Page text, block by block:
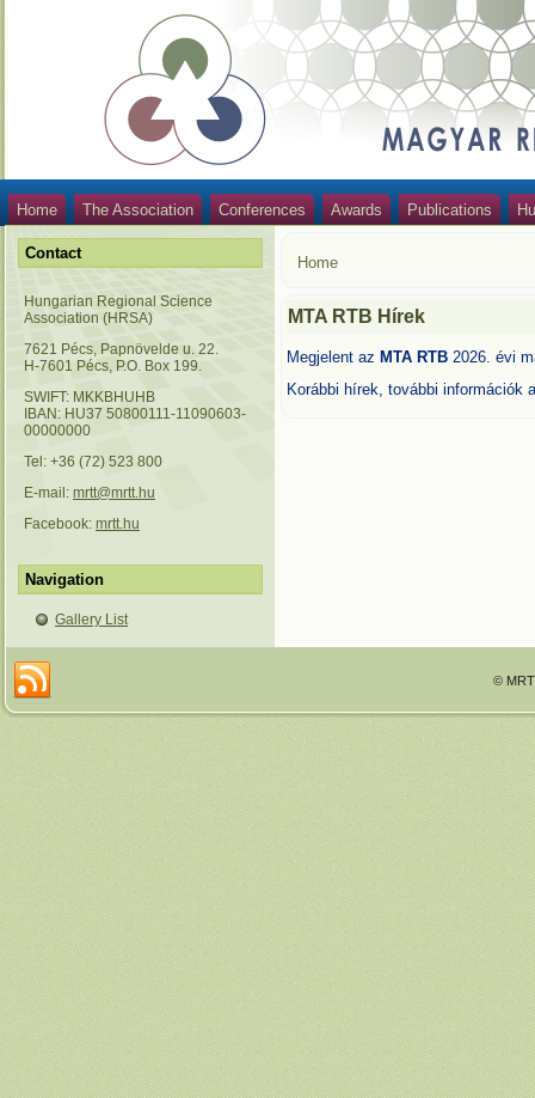
Home The Association Conferences Awards Publications
Contact
Hungarian Regional Science
Association (HRSA)
7621 Pécs, Papnövelde u. 22.
H-7601 Pécs, P.O. Box 199.
SWIFT: MKKBHUHB
IBAN: HU37 50800111-11090603-
00000000
Tel: +36 (72) 523 800
E-mail: mrtt@mrtt.hu
Facebook: mrtt.hu
Navigation
Gallery List
Home
MTA RTB Hírek
Megjelent az MTA RTB 2026. évi
Korábbi hírek, további információk
©